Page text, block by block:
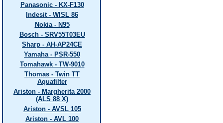
Panasonic - KX-F130
Indesit - WISL 86
Nokia - N95
Bosch - SRV55T03EU
Sharp - AH-AP24CE
Yamaha - PSR-550
Tomahawk - TW-9010
Thomas - Twin TT
Aquafilter
Ariston - Margherita 2000
(ALS 88 X)
Ariston - AVSL 105
Ariston - AVL 100